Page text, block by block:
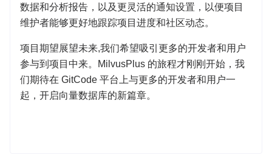
数据和分析报告，以及更灵活的通知设置，以便项目
维护者能够更好地跟踪项目进度和社区动态。
项目期望展望未来,我们希望吸引更多的开发者和用户
参与到项目中来。MilvusPlus 的旅程才刚刚开始，我
们期待在 GitCode 平台上与更多的开发者和用户一
起，开启向量数据库的新篇章。